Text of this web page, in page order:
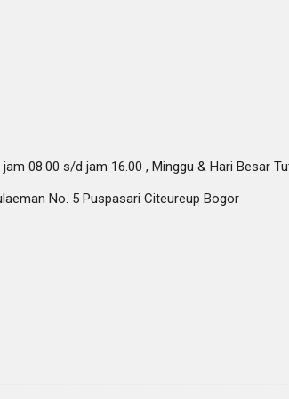
08.00 s/d jam 16.00 , Minggu & Hari Besar
No. 5 Puspasari Citeureup Bogor